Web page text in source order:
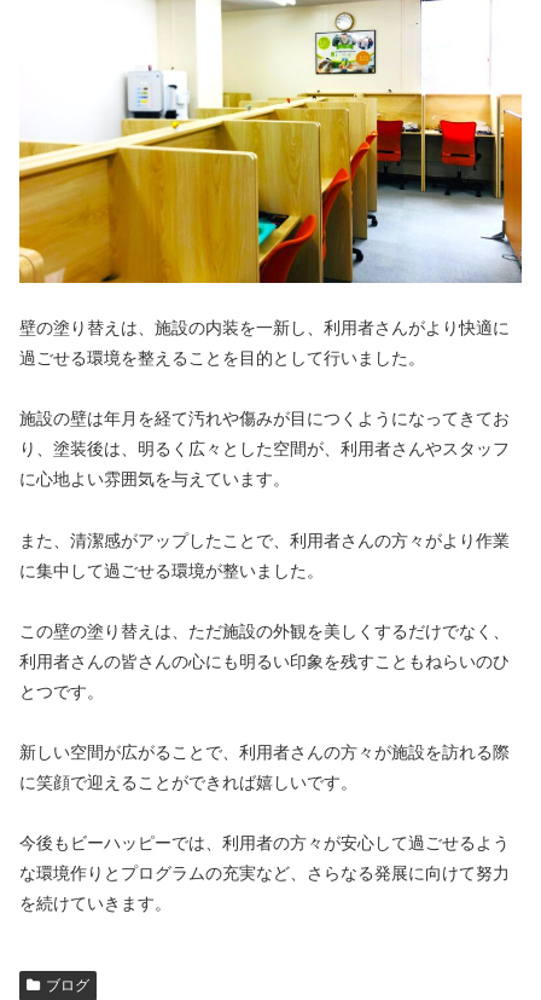
壁の塗り替えは、施設の内装を一新し、利用者さんがより快適に
過ごせる環境を整えることを目的として行いました。
施設の壁は年月を経て汚れや傷みが目につくようになってきてお
り、塗装後は、明るく広々とした空間が、利用者さんやスタッフ
に心地よい雰囲気を与えています。
また、清潔感がアップしたことで、利用者さんの方々がより作業
に集中して過ごせる環境が整いました。
この壁の塗り替えは、ただ施設の外観を美しくするだけでなく、
利用者さんの皆さんの心にも明るい印象を残すこともねらいのひ
とつです。
新しい空間が広がることで、利用者さんの方々が施設を訪れる際
に笑顔で迎えることができれば嬉しいです。
今後もビーハッピーでは、利用者の方々が安心して過ごせるよう
な環境作りとプログラムの充実など、さらなる発展に向けて努力
を続けていきます。
ブログ